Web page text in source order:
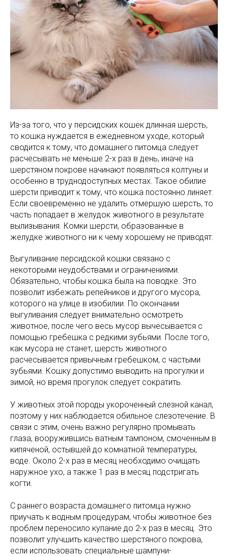
Из-за того, что у персидских кошек длинная шерсть,
то кошка нуждается в ежедневном уходе, который
сводится к тому, что домашнего питомца следует
расчесывать не меньше 2-х раз в день, иначе на
шерстяном покрове начинают появляться колтуны и
особенно в труднодоступных местах. Такое обилие
шерсти приводит к тому, что кошка постоянно линяет.
Если своевременно не удалить отмершую шерсть, то
часть попадает в желудок животного в результате
вылизывания. Комки шерсти, образованные в
желудке животного ни к чему хорошему не приводят.
Выгуливание персидской кошки связано с
некоторыми неудобствами и ограничениями.
Обязательно, чтобы кошка была на поводке. Это
позволит избежать репейников и другого мусора,
которого на улице в изобилии. По окончании
выгуливания следует внимательно осмотреть
животное, после чего весь мусор вычесывается с
помощью гребешка с редкими зубьями. После того,
как мусора не станет, шерсть животного
расчесывается привычным гребешком, с частыми
зубьями. Кошку допустимо выводить на прогулки и
зимой, но время прогулок следует сократить.
У животных этой породы укороченный слезной канал,
поэтому у них наблюдается обильное слезотечение. В
связи с этим, очень важно регулярно промывать
глаза, вооружившись ватным тампоном, смоченным в
кипяченой, остывшей до комнатной температуры,
воде. Около 2-х раз в месяц необходимо очищать
наружное ухо, а также 1 раз в месяц подстригать
когти.
С раннего возраста домашнего питомца нужно
приучать к водным процедурам, чтобы животное без
проблем переносило купание до 2-х раз в месяц. Это
позволит улучшить качество шерстяного покрова,
если использовать специальные шампуни-